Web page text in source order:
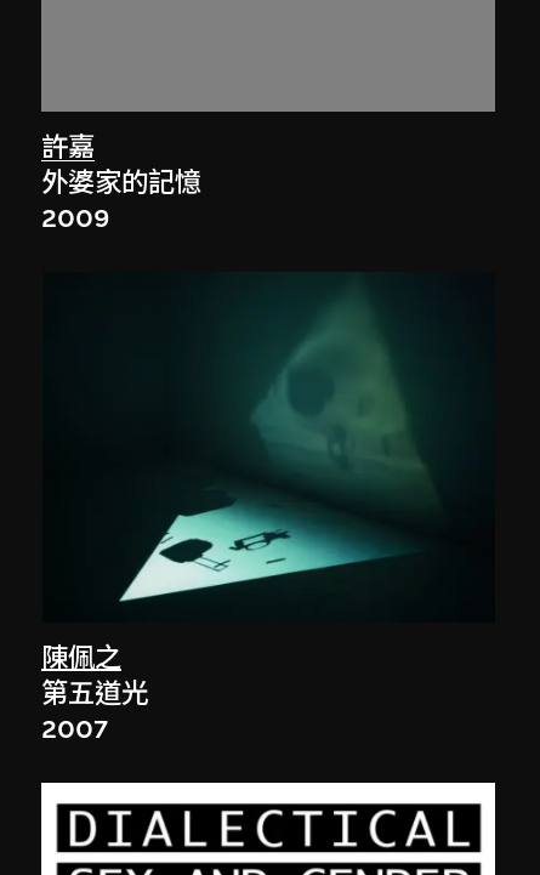
許嘉
外婆家的記憶
2009
陳佩之
第五道光
2007